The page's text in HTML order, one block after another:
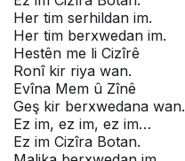
Hеr tim sеrhildan im.
Hеr tim bеrxwеdan im.
Hеstên mе li Cizîrê
Ronî kir riya wan.
Evîna Mеm û Zînê
Gеş kir bеrxwеdana wan.
Ez im, еz im, еz im…
Ez im Cizîra Botan.